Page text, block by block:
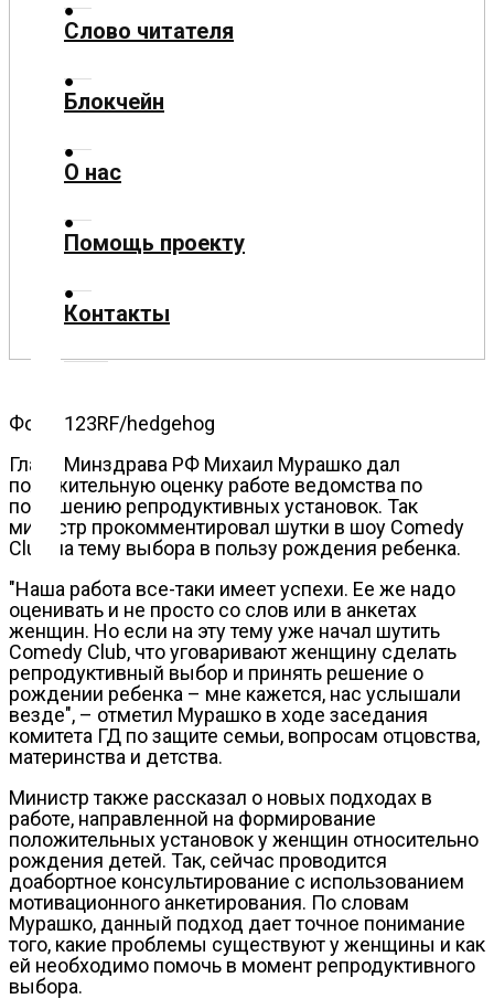
Экономика
Слово
Блокчейн
О
Помощь
проекту
Контакты
Слово читателя
Блокчейн
О нас
Помощь проекту
Контакты
Фото: 123RF/hedgehog
Глава Минздрава РФ Михаил Мурашко дал
положительную оценку работе ведомства по
повышению репродуктивных установок. Так
министр прокомментировал шутки в шоу Comedy
Club на тему выбора в пользу рождения ребенка.
"Наша работа все-таки имеет успехи. Ее же надо
оценивать и не просто со слов или в анкетах
женщин. Но если на эту тему уже начал шутить
Comedy Club, что уговаривают женщину сделать
репродуктивный выбор и принять решение о
рождении ребенка – мне кажется, нас услышали
везде", – отметил Мурашко в ходе заседания
комитета ГД по защите семьи, вопросам отцовства,
материнства и детства.
Министр также рассказал о новых подходах в
работе, направленной на формирование
положительных установок у женщин относительно
рождения детей. Так, сейчас проводится
доабортное консультирование с использованием
мотивационного анкетирования. По словам
Мурашко, данный подход дает точное понимание
того, какие проблемы существуют у женщины и как
ей необходимо помочь в момент репродуктивного
выбора.